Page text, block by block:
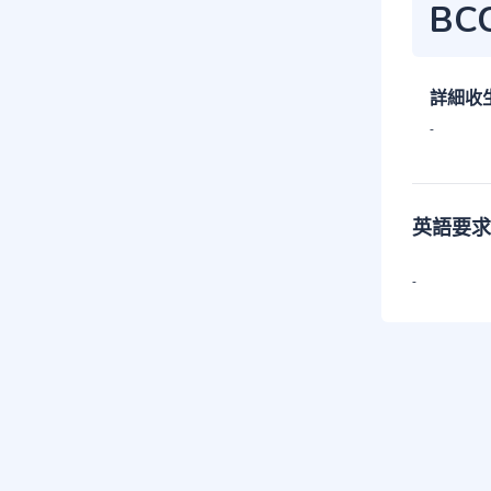
詳細收
-
英語要求
-